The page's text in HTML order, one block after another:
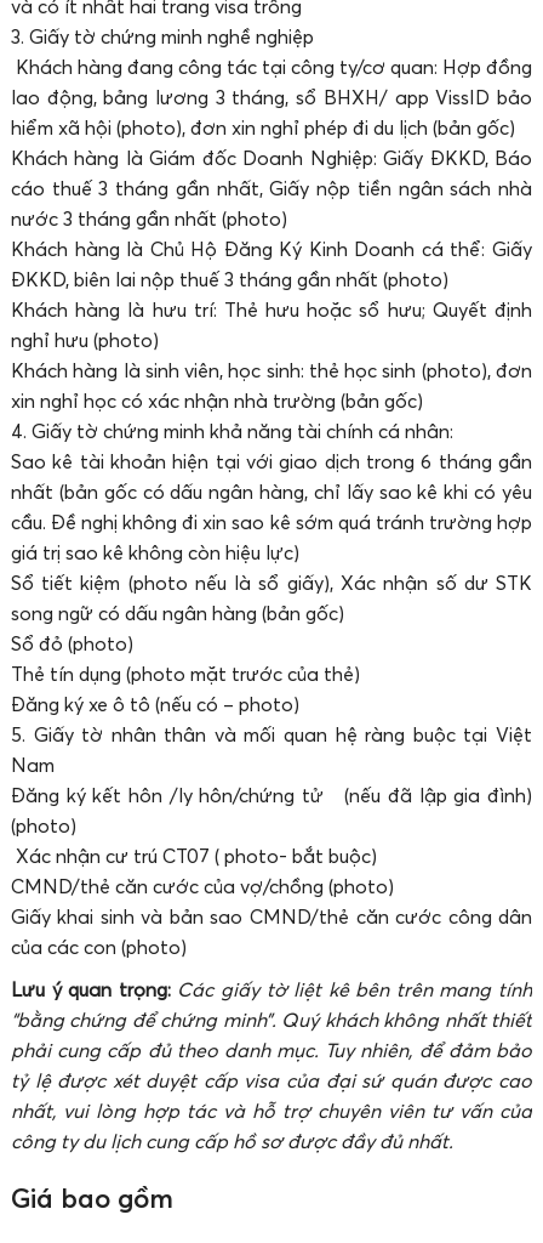
và có ít nhất hai trang visa trống
3. Giấy tờ chứng minh nghề nghiệp
Khách hàng đang công tác tại công ty/cơ quan: Hợp đồng
lao động, bảng lương 3 tháng, sổ BHXH/ app VissID bảo
hiểm xã hội (photo), đơn xin nghỉ phép đi du lịch (bản gốc)
Khách hàng là Giám đốc Doanh Nghiệp: Giấy ĐKKD, Báo
cáo thuế 3 tháng gần nhất, Giấy nộp tiền ngân sách nhà
nước 3 tháng gần nhất (photo)
Khách hàng là Chủ Hộ Đăng Ký Kinh Doanh cá thể: Giấy
ĐKKD, biên lai nộp thuế 3 tháng gần nhất (photo)
Khách hàng là hưu trí: Thẻ hưu hoặc sổ hưu; Quyết định
nghỉ hưu (photo)
Khách hàng là sinh viên, học sinh: thẻ học sinh (photo), đơn
xin nghỉ học có xác nhận nhà trường (bản gốc)
4. Giấy tờ chứng minh khả năng tài chính cá nhân:
Sao kê tài khoản hiện tại với giao dịch trong 6 tháng gần
nhất (bản gốc có dấu ngân hàng, chỉ lấy sao kê khi có yêu
cầu. Đề nghị không đi xin sao kê sớm quá tránh trường hợp
giá trị sao kê không còn hiệu lực)
Sổ tiết kiệm (photo nếu là sổ giấy), Xác nhận số dư STK
song ngữ có dấu ngân hàng (bản gốc)
Sổ đỏ (photo)
Thẻ tín dụng (photo mặt trước của thẻ)
Đăng ký xe ô tô (nếu có – photo)
5. Giấy tờ nhân thân và mối quan hệ ràng buộc tại Việt
Nam
Đăng ký kết hôn /ly hôn/chứng tử (nếu đã lập gia đình)
(photo)
Xác nhận cư trú CT07 ( photo- bắt buộc)
CMND/thẻ căn cước của vợ/chồng (photo)
Giấy khai sinh và bản sao CMND/thẻ căn cước công dân
của các con (photo)
Lưu ý quan trọng: Các giấy tờ liệt kê bên trên mang tính
“bằng chứng để chứng minh”. Quý khách không nhất thiết
phải cung cấp đủ theo danh mục. Tuy nhiên, để đảm bảo
tỷ lệ được xét duyệt cấp visa của đại sứ quán được cao
nhất, vui lòng hợp tác và hỗ trợ chuyên viên tư vấn của
công ty du lịch cung cấp hồ sơ được đầy đủ nhất.
Giá bao gồm